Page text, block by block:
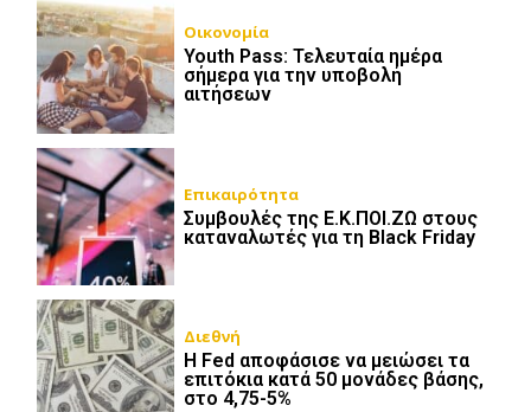
Οικονομία
Youth Pass: Τελευταία ημέρα
σήμερα για την υποβολή
αιτήσεων
Επικαιρότητα
Συμβουλές της Ε.Κ.ΠΟΙ.ΖΩ στους
καταναλωτές για τη Black Friday
Διεθνή
Η Fed αποφάσισε να μειώσει τα
επιτόκια κατά 50 μονάδες βάσης,
στο 4,75-5%